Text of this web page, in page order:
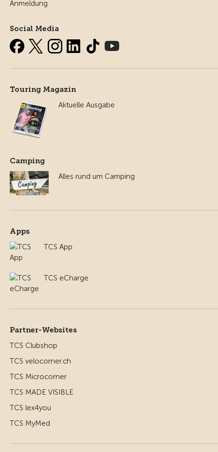
Anmeldung
Social Media
Touring Magazin
Aktuelle Ausgabe
Camping
Alles rund um Camping
Apps
TCS App
TCS eCharge
Partner-Websites
TCS Clubshop
TCS velocorner.ch
TCS Microcorner
TCS MADE VISIBLE
TCS lex4you
TCS MyMed